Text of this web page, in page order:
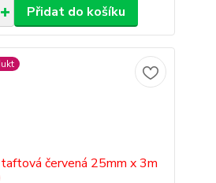
Přidat do košíku